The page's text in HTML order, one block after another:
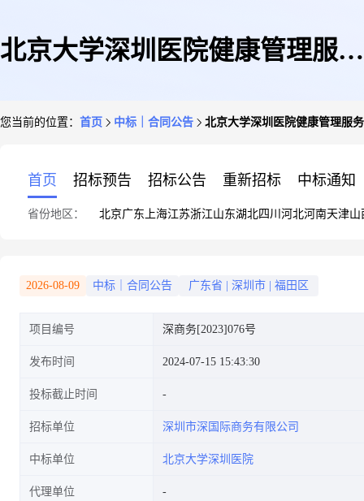
北京大学深圳医院健康管理服务
您当前的位置： 首页 中标｜合同公告 北京大学深圳医院健康管理服
首页 招标预告 招标公告 重新招标 中标通知
省份地区： 北京广东 上海江苏浙江山东湖北四川 河北河南天津山
2026-08-09 中标｜合同公告 广东省 深圳市 福田区
项目编号 深商务[2023]076号
发布时间 2024-07-15 15:43:30
投标截止时间
招标单位 深圳市深国际商务有限公司
中标单位 北京大学深圳医院
代理单位